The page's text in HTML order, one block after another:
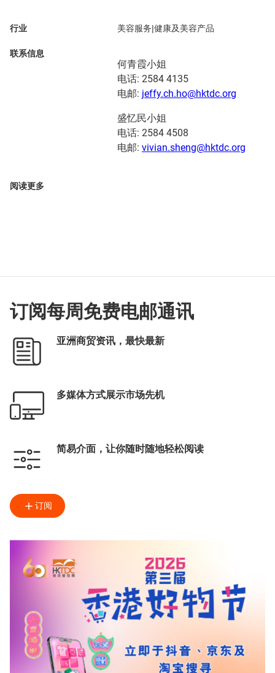
行业 美容服务|健康及美容产品
联系信息
何青霞小姐
电话: 2584 4135
电邮: jeffy.ch.ho@hktdc.org
盛忆民小姐
电话: 2584 4508
电邮: vivian.sheng@hktdc.org
阅读更多
订阅每周免费电邮通讯
亚洲商贸资讯，最快最新
多媒体方式展示市场先机
简易介面，让你随时随地轻松阅读
订阅